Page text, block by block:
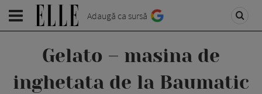
Adaugă ca sursă
Gelato – masina de
inghetata de la Baumatic